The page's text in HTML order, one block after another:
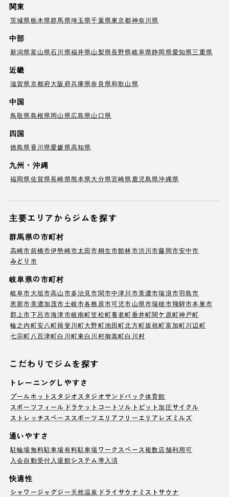
関東
茨城県栃木県群馬県埼玉県千葉県東京都神奈川県
中部
新潟県富山県石川県福井県山梨県長野県岐阜県静岡県愛知県三重県
近畿
滋賀県京都府大阪府兵庫県奈良県和歌山県
中国
鳥取県島根県岡山県広島県山口県
四国
徳島県香川県愛媛県高知県
九州・沖縄
福岡県佐賀県長崎県熊本県大分県宮崎県 鹿児島県沖縄県
主要エリアからジムを探す
群馬県の市町村
高崎市前橋市伊勢崎市太田市桐生市館林市渋川市藤岡市安中市
みどり市
岐阜県の市町村
岐阜市大垣市高山市多治見市関市中津川市美濃市瑞浪市羽島市
恵那市美濃加茂市土岐市各務原市可児市山県市瑞穂市飛騨市本巣市
郡上市下呂市海津市岐南町笠松町養老町垂井町関ケ原町神戸町
輪之内町安八町揖斐川町大野町池田町北方町坂祝町富加町川辺町
七宗町 八百津町白川町東白川村御嵩町白川村
こだわりでジムを探す
トレーニングしやすさ
プールホットスタジオ スタジオサンドバック体育館
スポーツフィールド ラケットコート ソルトピット加圧サイクル
ストレッチスペース スポーツエリア フリーエリア レズミルズ
通いやすさ
駐輪場無料駐車場有料駐車場ワークスペース複数店舗利用可
入会自動受付 入退館システム導入済
快適性
シャワージャグジー天然温泉 ドライサウナ ミストサウナ